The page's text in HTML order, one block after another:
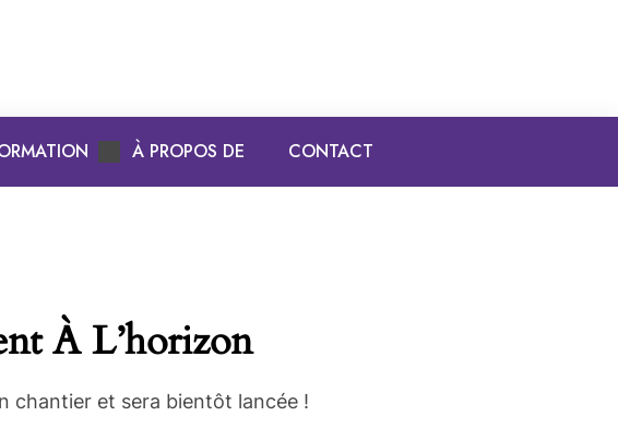
À PROPOS DE CONTACT
À L’horizon
chantier et sera bientôt lancée !